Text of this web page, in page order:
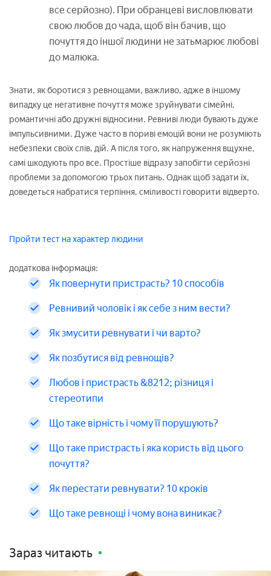
все серйозно). При обранцеві висловлювати
свою любов до чада, щоб він бачив, що
почуття до іншої людини не затьмарює любові
до малюка.
Знати, як боротися з ревнощами, важливо, адже в іншому
випадку це негативне почуття може зруйнувати сімейні,
романтичні або дружні відносини. Ревниві люди бувають дуже
імпульсивними. Дуже часто в пориві емоцій вони не розуміють
небезпеки своїх слів, дій. А після того, як напруження вщухне,
самі шкодують про все. Простіше відразу запобігти серйозні
проблеми за допомогою трьох питань. Однак щоб задати їх,
доведеться набратися терпіння, сміливості говорити відверто.
Пройти тест на характер людини
додаткова інформація:
Як повернути пристрасть? 10 способів
Ревнивий чоловік і як себе з ним вести?
Як змусити ревнувати і чи варто?
Як позбутися від ревнощів?
Любов і пристрасть &8212; різниця і
стереотипи
Що таке вірність і чому її порушують?
Що таке пристрасть і яка користь від цього
почуття?
Як перестати ревнувати? 10 кроків
Що таке ревнощі і чому вона виникає?
Зараз читають